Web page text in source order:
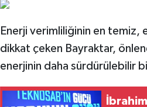
Enerji verimliliğinin en temiz,
dikkat çeken Bayraktar,
enerjinin daha sürdürülebilir